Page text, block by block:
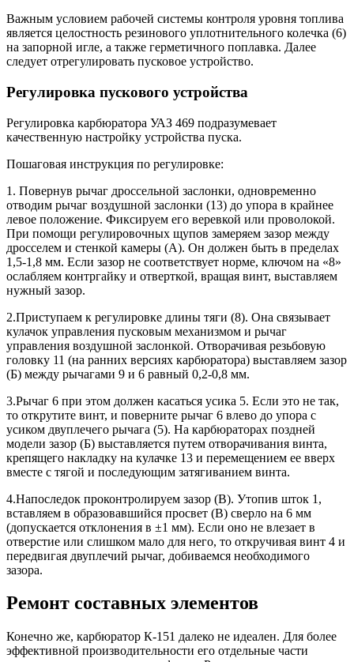
Важным условием рабочей системы контроля уровня топлива
является целостность резинового уплотнительного колечка (6)
на запорной игле, а также герметичного поплавка. Далее
следует отрегулировать пусковое устройство.
Регулировка пускового устройства
Регулировка карбюратора УАЗ 469 подразумевает
качественную настройку устройства пуска.
Пошаговая инструкция по регулировке:
1. Повернув рычаг дроссельной заслонки, одновременно
отводим рычаг воздушной заслонки (13) до упора в крайнее
левое положение. Фиксируем его веревкой или проволокой.
При помощи регулировочных щупов замеряем зазор между
дросселем и стенкой камеры (А). Он должен быть в пределах
1,5-1,8 мм. Если зазор не соответствует норме, ключом на «8»
ослабляем контргайку и отверткой, вращая винт, выставляем
нужный зазор.
2.Приступаем к регулировке длины тяги (8). Она связывает
кулачок управления пусковым механизмом и рычаг
управления воздушной заслонкой. Отворачивая резьбовую
головку 11 (на ранних версиях карбюратора) выставляем зазор
(Б) между рычагами 9 и 6 равный 0,2-0,8 мм.
3.Рычаг 6 при этом должен касаться усика 5. Если это не так,
то открутите винт, и поверните рычаг 6 влево до упора с
усиком двуплечего рычага (5). На карбюраторах поздней
модели зазор (Б) выставляется путем отворачивания винта,
крепящего накладку на кулачке 13 и перемещением ее вверх
вместе с тягой и последующим затягиванием винта.
4.Напоследок проконтролируем зазор (В). Утопив шток 1,
вставляем в образовавшийся просвет (В) сверло на 6 мм
(допускается отклонения в ±1 мм). Если оно не влезает в
отверстие или слишком мало для него, то откручивая винт 4 и
передвигая двуплечий рычаг, добиваемся необходимого
зазора.
Ремонт составных элементов
Конечно же, карбюратор К-151 далеко не идеален. Для более
эффективной производительности его отдельные части